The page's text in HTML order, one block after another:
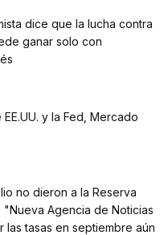
dice que la lucha contra
ganar solo con
y la Fed, Mercado
no dieron a la Reserva
"Nueva Agencia de Noticias
las tasas en septiembre aún